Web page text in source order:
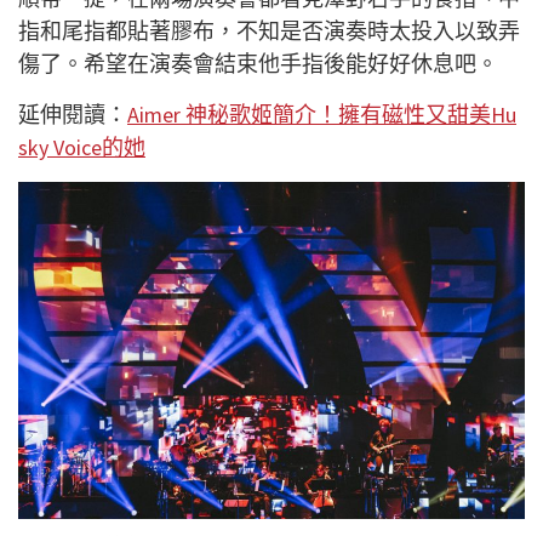
指和尾指都貼著膠布，不知是否演奏時太投入以致弄
傷了。希望在演奏會結束他手指後能好好休息吧。
延伸閱讀： Aimer 神秘歌姬簡介！擁有磁性又甜美Hu
sky Voice的她